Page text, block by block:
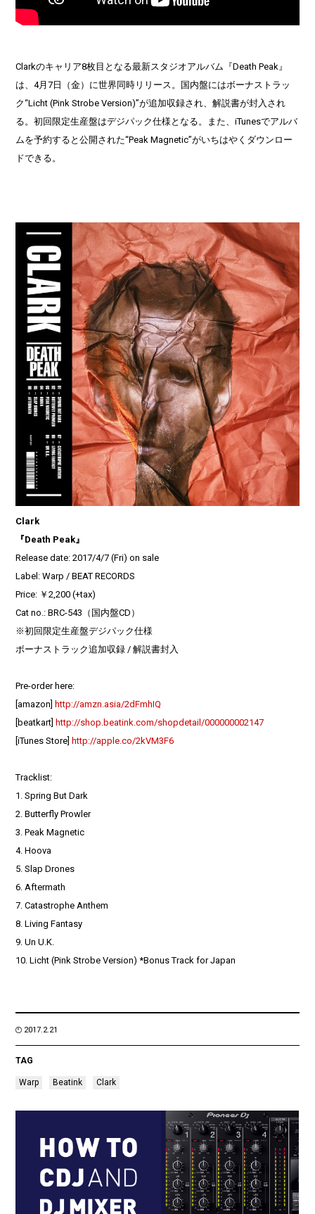
Clarkのキャリア8枚目となる最新スタジオアルバム『Death Peak』
は、4月7日（金）に世界同時リリース。国内盤にはボーナストラッ
ク“Licht (Pink Strobe Version)”が追加収録され、解説書が封入され
る。初回限定生産盤はデジパック仕様となる。また、iTunesでアルバ
ムを予約すると公開された“Peak Magnetic”がいちはやくダウンロー
ドできる。
Clark
『Death Peak』
Release date: 2017/4/7 (Fri) on sale
Label: Warp / BEAT RECORDS
Price: ￥2,200 (+tax)
Cat no.: BRC-543（国内盤CD）
※初回限定生産盤デジパック仕様
ボーナストラック追加収録 / 解説書封入
Pre-order here:
[amazon] http://amzn.asia/2dFmhIQ
[beatkart] http://shop.beatink.com/shopdetail/000000002147
[iTunes Store] http://apple.co/2kVM3F6
Tracklist:
1. Spring But Dark
2. Butterfly Prowler
3. Peak Magnetic
4. Hoova
5. Slap Drones
6. Aftermath
7. Catastrophe Anthem
8. Living Fantasy
9. Un U.K.
10. Licht (Pink Strobe Version) *Bonus Track for Japan
2017.2.21
TAG
Warp Beatink Clark